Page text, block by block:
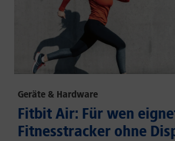
Geräte & Hardware
Fitbit Air: Für wen
Fitnesstracker ohne